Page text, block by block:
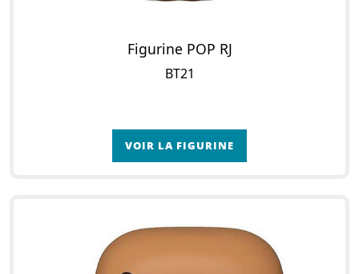
Figurine POP RJ
BT21
VOIR LA FIGURINE